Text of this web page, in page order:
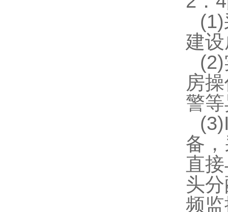
建
房
警
备
直
头
频